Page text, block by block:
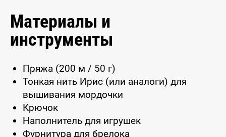
Материалы и
инструменты
Пряжа (200 м / 50 г)
Тонкая нить Ирис (или аналоги) для
вышивания мордочки
Крючок
Наполнитель для игрушек
Фурнитура для брелока